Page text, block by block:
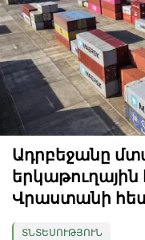
Ադրբեջանը
երկաթուղային
Վրաստանի
ՏՆՏԵՍՈՒԹՅՈՒՆ